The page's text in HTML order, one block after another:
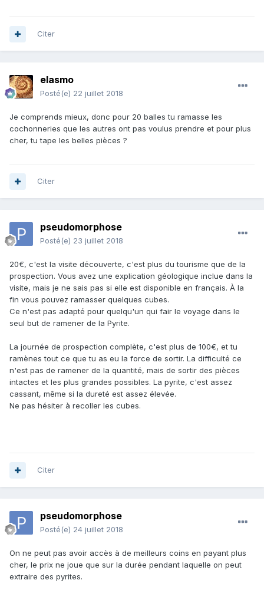
Citer
elasmo
Posté(e) 22 juillet 2018
Je comprends mieux, donc pour 20 balles tu ramasse les
cochonneries que les autres ont pas voulus prendre et pour plus
cher, tu tape les belles pièces ?
Citer
pseudomorphose
Posté(e) 23 juillet 2018
20€, c'est la visite découverte, c'est plus du tourisme que de la
prospection. Vous avez une explication géologique inclue dans la
visite, mais je ne sais pas si elle est disponible en français. À la
fin vous pouvez ramasser quelques cubes.
Ce n'est pas adapté pour quelqu'un qui fair le voyage dans le
seul but de ramener de la Pyrite.
La journée de prospection complète, c'est plus de 100€, et tu
ramènes tout ce que tu as eu la force de sortir. La difficulté ce
n'est pas de ramener de la quantité, mais de sortir des pièces
intactes et les plus grandes possibles. La pyrite, c'est assez
cassant, même si la dureté est assez élevée.
Ne pas hésiter à recoller les cubes.
Citer
pseudomorphose
Posté(e) 24 juillet 2018
On ne peut pas avoir accès à de meilleurs coins en payant plus
cher, le prix ne joue que sur la durée pendant laquelle on peut
extraire des pyrites.